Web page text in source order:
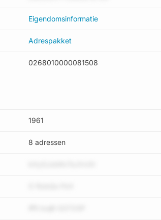
Eigendomsinformatie
Adrespakket
0268010000081508
1961
8 adressen